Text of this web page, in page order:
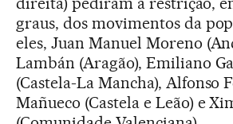
graus, dos movimentos da
eles, Juan Manuel Moreno
Lambán (Aragão), Emiliano
(Castela-La Mancha), Alfonso
Mañueco (Castela e Leão) e